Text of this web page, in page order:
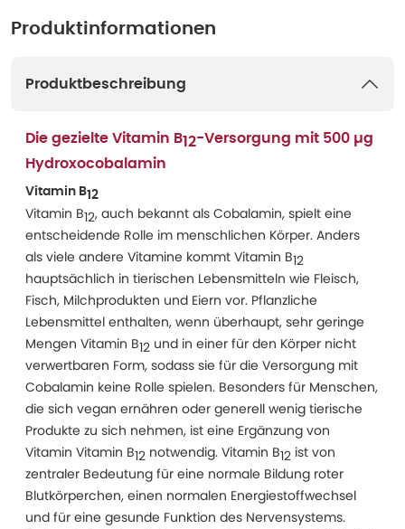
Produktinformationen
Produktbeschreibung
Die gezielte Vitamin B12-Versorgung mit 500 µg
Hydroxocobalamin
Vitamin B12
Vitamin B12, auch bekannt als Cobalamin, spielt eine
entscheidende Rolle im menschlichen Körper. Anders
als viele andere Vitamine kommt Vitamin B12
hauptsächlich in tierischen Lebensmitteln wie Fleisch,
Fisch, Milchprodukten und Eiern vor. Pflanzliche
Lebensmittel enthalten, wenn überhaupt, sehr geringe
Mengen Vitamin B12 und in einer für den Körper nicht
verwertbaren Form, sodass sie für die Versorgung mit
Cobalamin keine Rolle spielen. Besonders für Menschen,
die sich vegan ernähren oder generell wenig tierische
Produkte zu sich nehmen, ist eine Ergänzung von
Vitamin Vitamin B12 notwendig. Vitamin B12 ist von
zentraler Bedeutung für eine normale Bildung roter
Blutkörperchen, einen normalen Energiestoffwechsel
und für eine gesunde Funktion des Nervensystems.